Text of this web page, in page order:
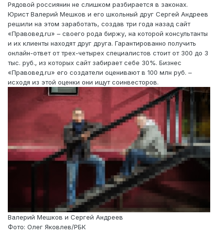
Рядовой россиянин не слишком разбирается в законах.
Юрист Валерий Мешков и его школьный друг Сергей Андреев
решили на этом заработать, создав три года назад сайт
«Правовед.ru» – своего рода биржу, на которой консультанты
и их клиенты находят друг друга. Гарантированно получить
онлайн-ответ от трех-четырех специалистов стоит от 300 до 3
тыс. руб., из которых сайт забирает себе 30%. Бизнес
«Правовед.ru» его создатели оценивают в 100 млн руб. –
исходя из этой оценки они ищут соинвесторов.
Валерий Мешков и Сергей Андреев
Фото: Олег Яковлев/РБК